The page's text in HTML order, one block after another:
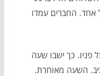
אחד. החברים עמדו
פניו. כך ישבו שעה
השעה מאוחרת.